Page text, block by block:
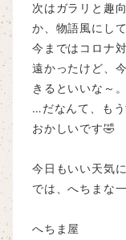
次はガラリと趣
か、物語風にし
今まではコロナ
遠かったけど、
きるといいな～。
…だなんて、も
おかしいです🤣
今日もいい天気
では、へちまな
へちま屋